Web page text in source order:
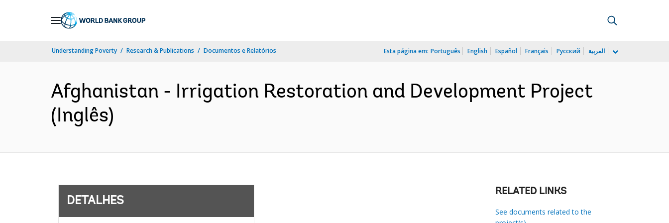
Understanding Poverty Research & Publications Documentos e Relatórios Esta página em: Português English Español Français Русский العربية
Afghanistan - Irrigation Restoration and Development Project
(Inglês)
DETALHES
RELATED LINKS
See documents related to the